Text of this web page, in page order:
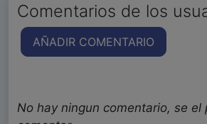
Comentarios de los
AÑADIR COMENTARIO
No hay ningun comentario, se el